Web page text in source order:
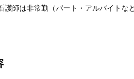
護師は非常勤（パート・アルバイトな